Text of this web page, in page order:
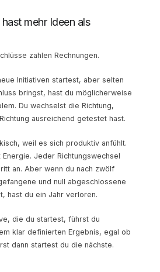
mehr Ideen als
zahlen Rechnungen.
Initiativen startest, aber selten
bringst, hast du möglicherweise
Du wechselst die Richtung,
ausreichend getestet hast.
weil es sich produktiv anfühlt.
Jeder Richtungswechsel
an. Aber wenn du nach zwölf
und null abgeschlossene
hast du ein Jahr verloren.
die du startest, führst du
klar definierten Ergebnis, egal ob
dann startest du die nächste.